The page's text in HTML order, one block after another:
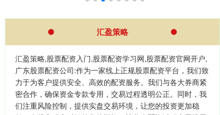
汇盈策略
汇盈策略,股票配资入门,股票配资学习网,股票配资官网开户,
广东股票配资公司:作为一家线上正规股票配资平台，我们致
力于为客户提供安全、高效的配资服务。我们与各大券商紧
密合作，确保资金专款专用，交易过程透明公正。同时，我
们注重风险控制，提供实盘交易环境，让您的投资更加稳